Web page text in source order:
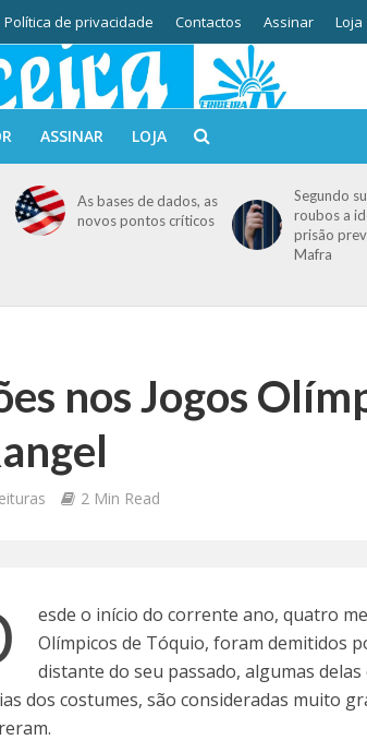
Política de privacidade Contactos Assinar Loja
ASSINAR LOJA
As bases de dados, as
novos pontos críticos
Segundo
roubos a
prisão
Mafra
nos Jogos
2 Min Read
esde o início do corrente ano, quatro
Olímpicos de Tóquio, foram demitidos
distante do seu passado, algumas
dos costumes, são consideradas muito